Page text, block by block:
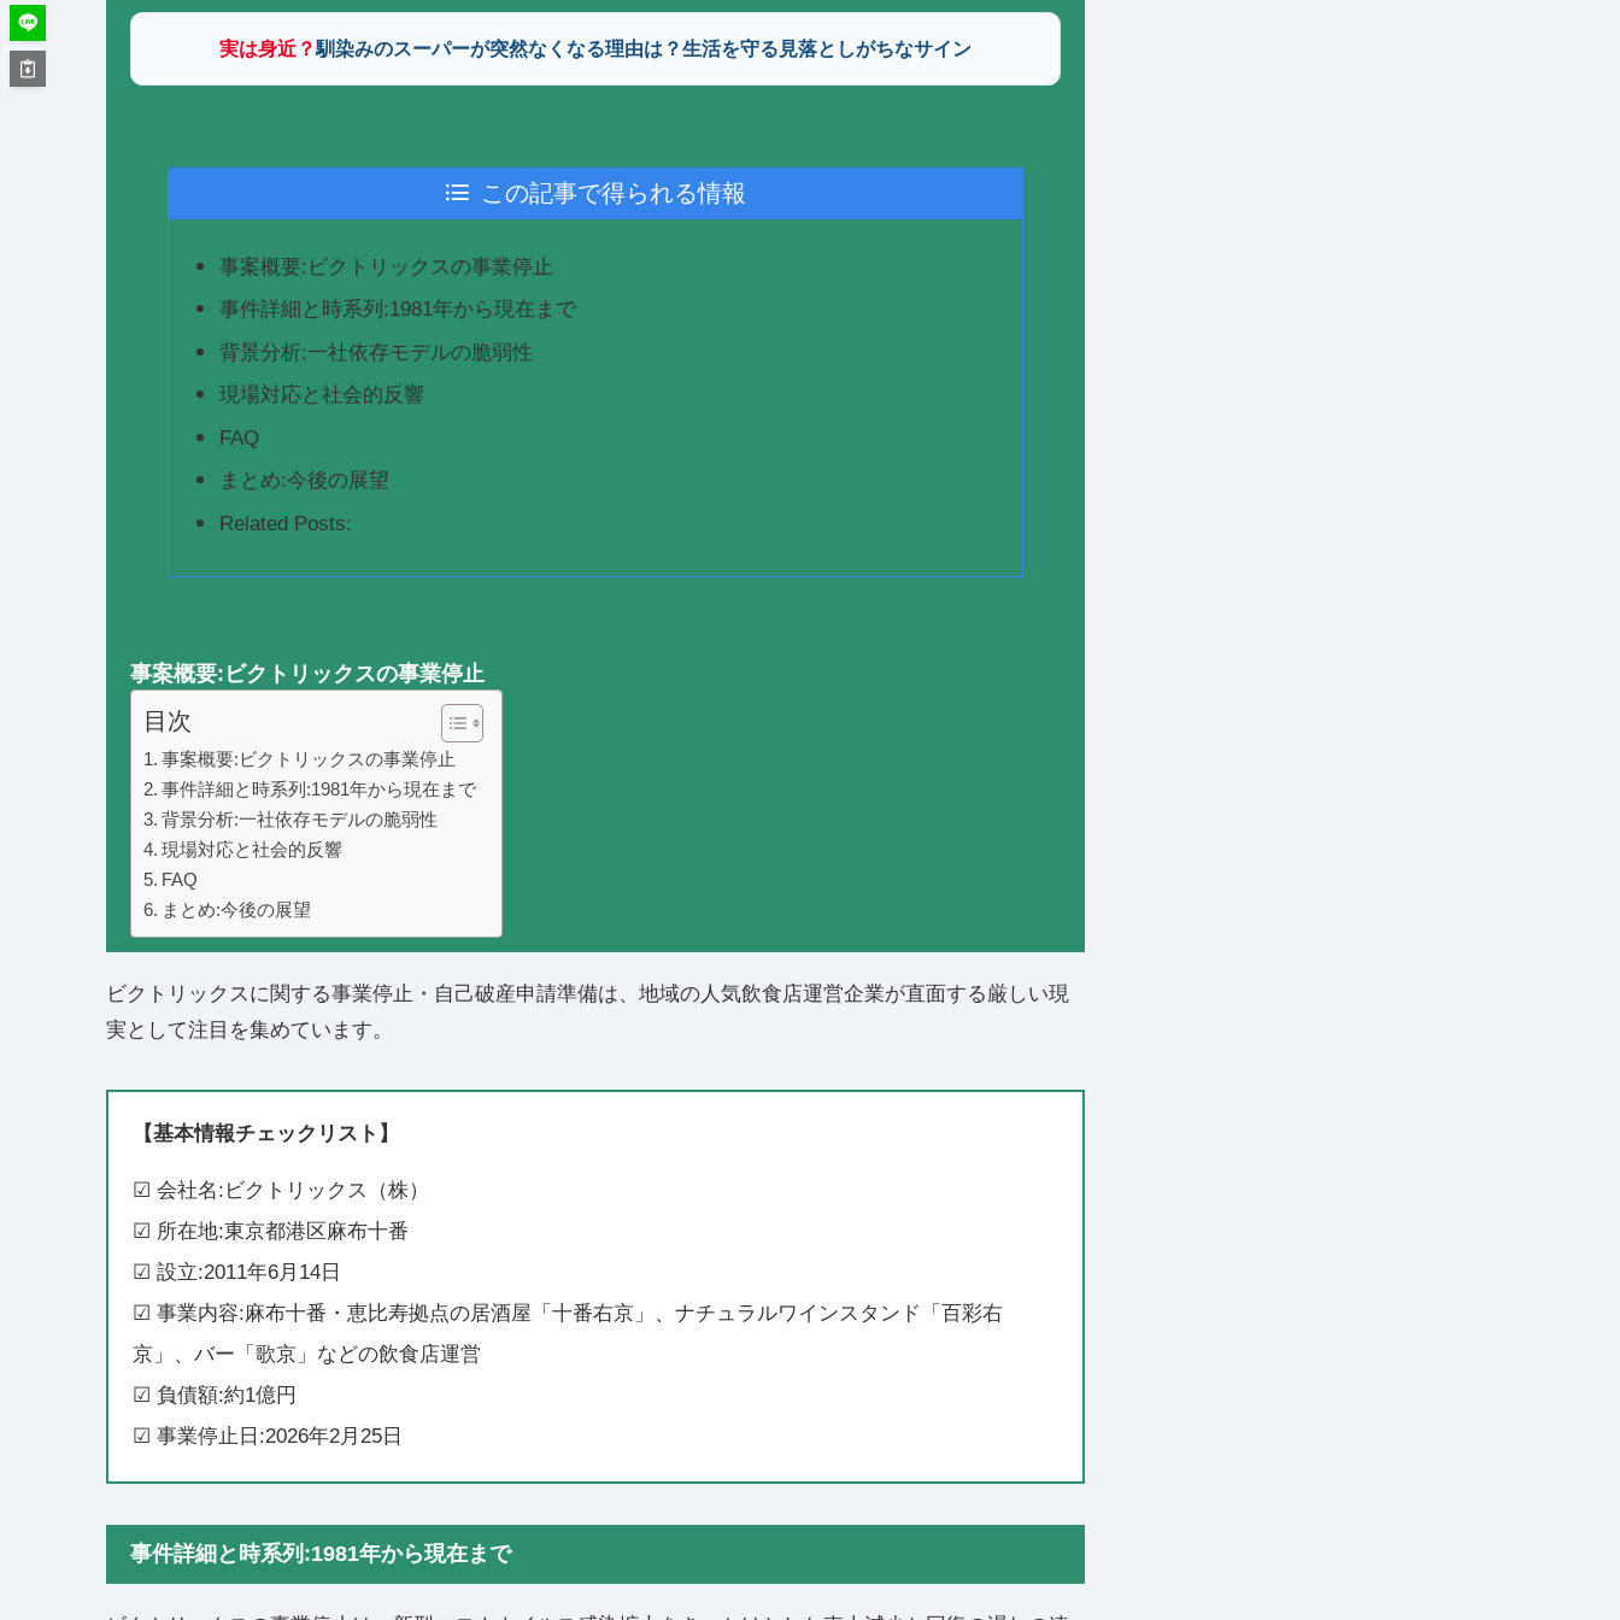
実は身近？馴染みのスーパーが突然なくなる理由は？生活を守る見落としがちなサイン
この記事で得られる情報
事案概要:ビクトリックスの事業停止
事件詳細と時系列:1981年から現在まで
背景分析:一社依存モデルの脆弱性
現場対応と社会的反響
FAQ
まとめ:今後の展望
Related Posts:
事案概要:ビクトリックスの事業停止
目次
事案概要:ビクトリックスの事業停止
事件詳細と時系列:1981年から現在まで
背景分析:一社依存モデルの脆弱性
現場対応と社会的反響
FAQ
まとめ:今後の展望
ビクトリックスに関する事業停止・自己破産申請準備は、地域の人気飲食店運営企業が直面する厳しい現
実として注目を集めています。
【基本情報チェックリスト】
☑ 会社名:ビクトリックス（株）
☑ 所在地:東京都港区麻布十番
☑ 設立:2011年6月14日
☑ 事業内容:麻布十番・恵比寿拠点の居酒屋「十番右京」、ナチュラルワインスタンド「百彩右
京」、バー「歌京」などの飲食店運営
☑ 負債額:約1億円
☑ 事業停止日:2026年2月25日
事件詳細と時系列:1981年から現在まで